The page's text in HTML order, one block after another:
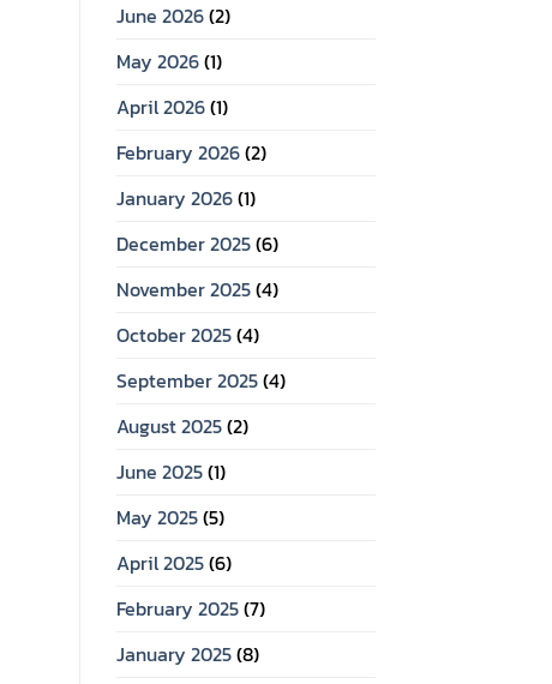
June 2026(2)
May 2026(1)
April 2026(1)
February 2026(2)
January 2026(1)
December 2025(6)
November 2025(4)
October 2025(4)
September 2025(4)
August 2025(2)
June 2025(1)
May 2025(5)
April 2025(6)
February 2025(7)
January 2025(8)